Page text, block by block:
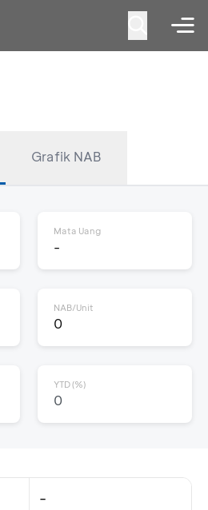
Grafik NAB
Mata Uang
-
NAB/Unit
0
YTD (%)
0
-